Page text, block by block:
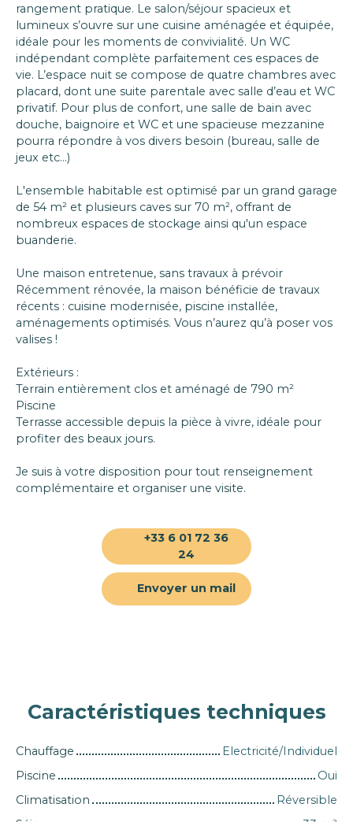
rangement pratique. Le salon/séjour spacieux et
lumineux s’ouvre sur une cuisine aménagée et équipée,
idéale pour les moments de convivialité. Un WC
indépendant complète parfaitement ces espaces de
vie. L’espace nuit se compose de quatre chambres avec
placard, dont une suite parentale avec salle d’eau et WC
privatif. Pour plus de confort, une salle de bain avec
douche, baignoire et WC et une spacieuse mezzanine
pourra répondre à vos divers besoin (bureau, salle de
jeux etc...)
L'ensemble habitable est optimisé par un grand garage
de 54 m² et plusieurs caves sur 70 m², offrant de
nombreux espaces de stockage ainsi qu'un espace
buanderie.
Une maison entretenue, sans travaux à prévoir
Récemment rénovée, la maison bénéficie de travaux
récents : cuisine modernisée, piscine installée,
aménagements optimisés. Vous n’aurez qu’à poser vos
valises !
Extérieurs :
Terrain entièrement clos et aménagé de 790 m²
Piscine
Terrasse accessible depuis la pièce à vivre, idéale pour
profiter des beaux jours.
Je suis à votre disposition pour tout renseignement
complémentaire et organiser une visite.
+33 6 01 72 36
24
Envoyer un mail
Caractéristiques techniques
Chauffage
Electricité/Individuel
Piscine
Oui
Climatisation
Réversible